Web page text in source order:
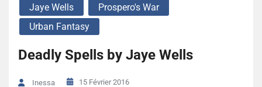
Jaye Wells
Prospero's War
Urban Fantasy
Deadly Spells by Jaye Wells
Inessa 15 Février 2016